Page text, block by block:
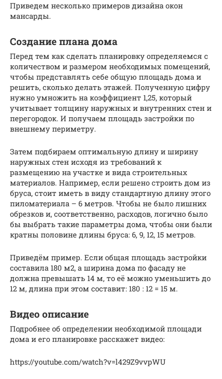
Приведем несколько примеров дизайна окон
мансарды.
Создание плана дома
Перед тем как сделать планировку определяемся с
количеством и размером необходимых помещений,
чтобы представлять себе общую площадь дома и
решить, сколько делать этажей. Полученную цифру
нужно умножить на коэффициент 1,25, который
учитывает толщину наружных и внутренних стен и
перегородок. И получаем площадь застройки по
внешнему периметру.
Затем подбираем оптимальную длину и ширину
наружных стен исходя из требований к
размещению на участке и вида строительных
материалов. Например, если решено строить дом из
бруса, стоит иметь в виду стандартную длину этого
пиломатериала – 6 метров. Чтобы не было лишних
обрезков и, соответственно, расходов, логично было
бы выбрать такие параметры дома, чтобы они были
кратны половине длины бруса: 6, 9, 12, 15 метров.
Приведём пример. Если общая площадь застройки
составила 180 м2, а ширина дома по фасаду не
должна превышать 14 м, то её можно уменьшить до
12 м, длина при этом составит: 180 : 12 = 15 м.
Видео описание
Подробнее об определении необходимой площади
дома и его планировке расскажет видео:
https://youtube.com/watch?v=l429Z9vvpWU